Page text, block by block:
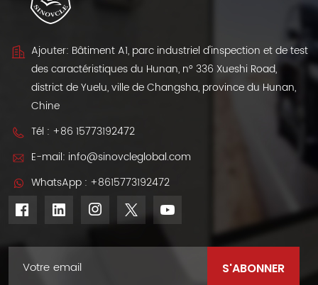
Ajouter: Bâtiment A1, parc industriel d'inspection et de test
des caractéristiques du Hunan, n° 336 Xueshi Road,
district de Yuelu, ville de Changsha, province du Hunan,
Chine
Tél : +86 15773192472
E-mail: info@sinovcleglobal.com
WhatsApp : +8615773192472